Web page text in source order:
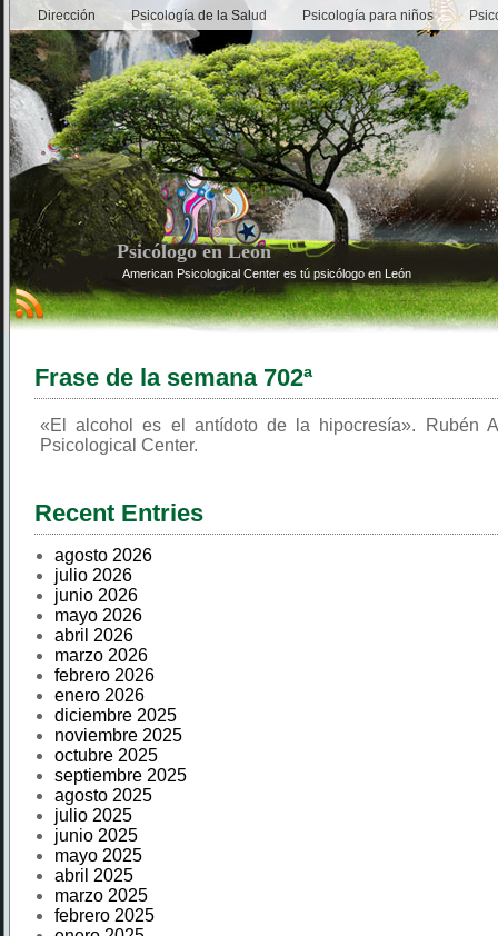
Dirección Psicología de la Salud Psicología para niños
Psicólogo en León
American Psicological Center es tú psicólogo en León
Frase de la semana 702ª
«El alcohol es el antídoto de la hipocresía». Rubén
Psicological Center.
Recent Entries
agosto 2026
julio 2026
junio 2026
mayo 2026
abril 2026
marzo 2026
febrero 2026
enero 2026
diciembre 2025
noviembre 2025
octubre 2025
septiembre 2025
agosto 2025
julio 2025
junio 2025
mayo 2025
abril 2025
marzo 2025
febrero 2025